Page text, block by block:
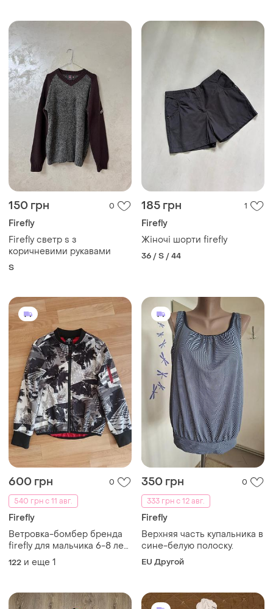
150 грн 0
Firefly
Firefly светр s з
коричневими рукавами
S
185 грн 1
Firefly
Жіночі шорти firefly
36 / S / 44
600 грн
0
540 грн с 11 авг.
Firefly
Ветровка-бомбер бренда
firefly для мальчика 6-8 лет
рост 122-128
122 и еще 1
350 грн
0
333 грн с 12 авг.
Firefly
Верхняя часть купальника в
сине-белую полоску.
EU Другой